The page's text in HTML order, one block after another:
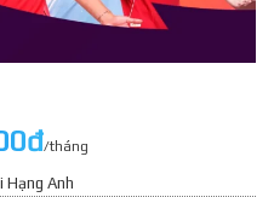
/tháng
Anh